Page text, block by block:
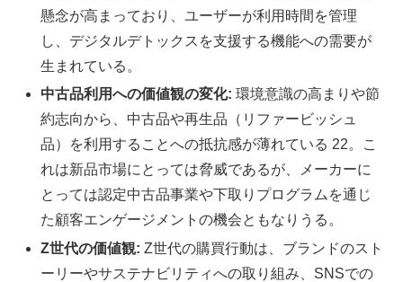
懸念が高まっており、ユーザーが利用時間を管理
し、デジタルデトックスを支援する機能への需要が
生まれている。
中古品利用への価値観の変化: 環境意識の高まりや節
約志向から、中古品や再生品（リファービッシュ
品）を利用することへの抵抗感が薄れている 22。こ
れは新品市場にとっては脅威であるが、メーカーに
とっては認定中古品事業や下取りプログラムを通じ
た顧客エンゲージメントの機会ともなりうる。
Z世代の価値観: Z世代の購買行動は、ブランドのスト
ーリーやサステナビリティへの取り組み、SNSでの